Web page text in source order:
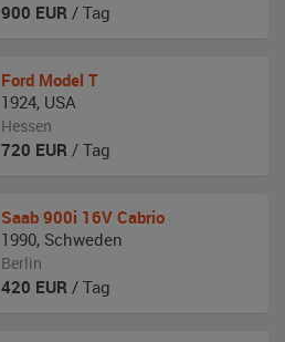
900 EUR / Tag
Ford Model T
1924, USA
Hessen
720 EUR / Tag
Saab 900i 16V Cabrio
1990, Schweden
Berlin
420 EUR / Tag